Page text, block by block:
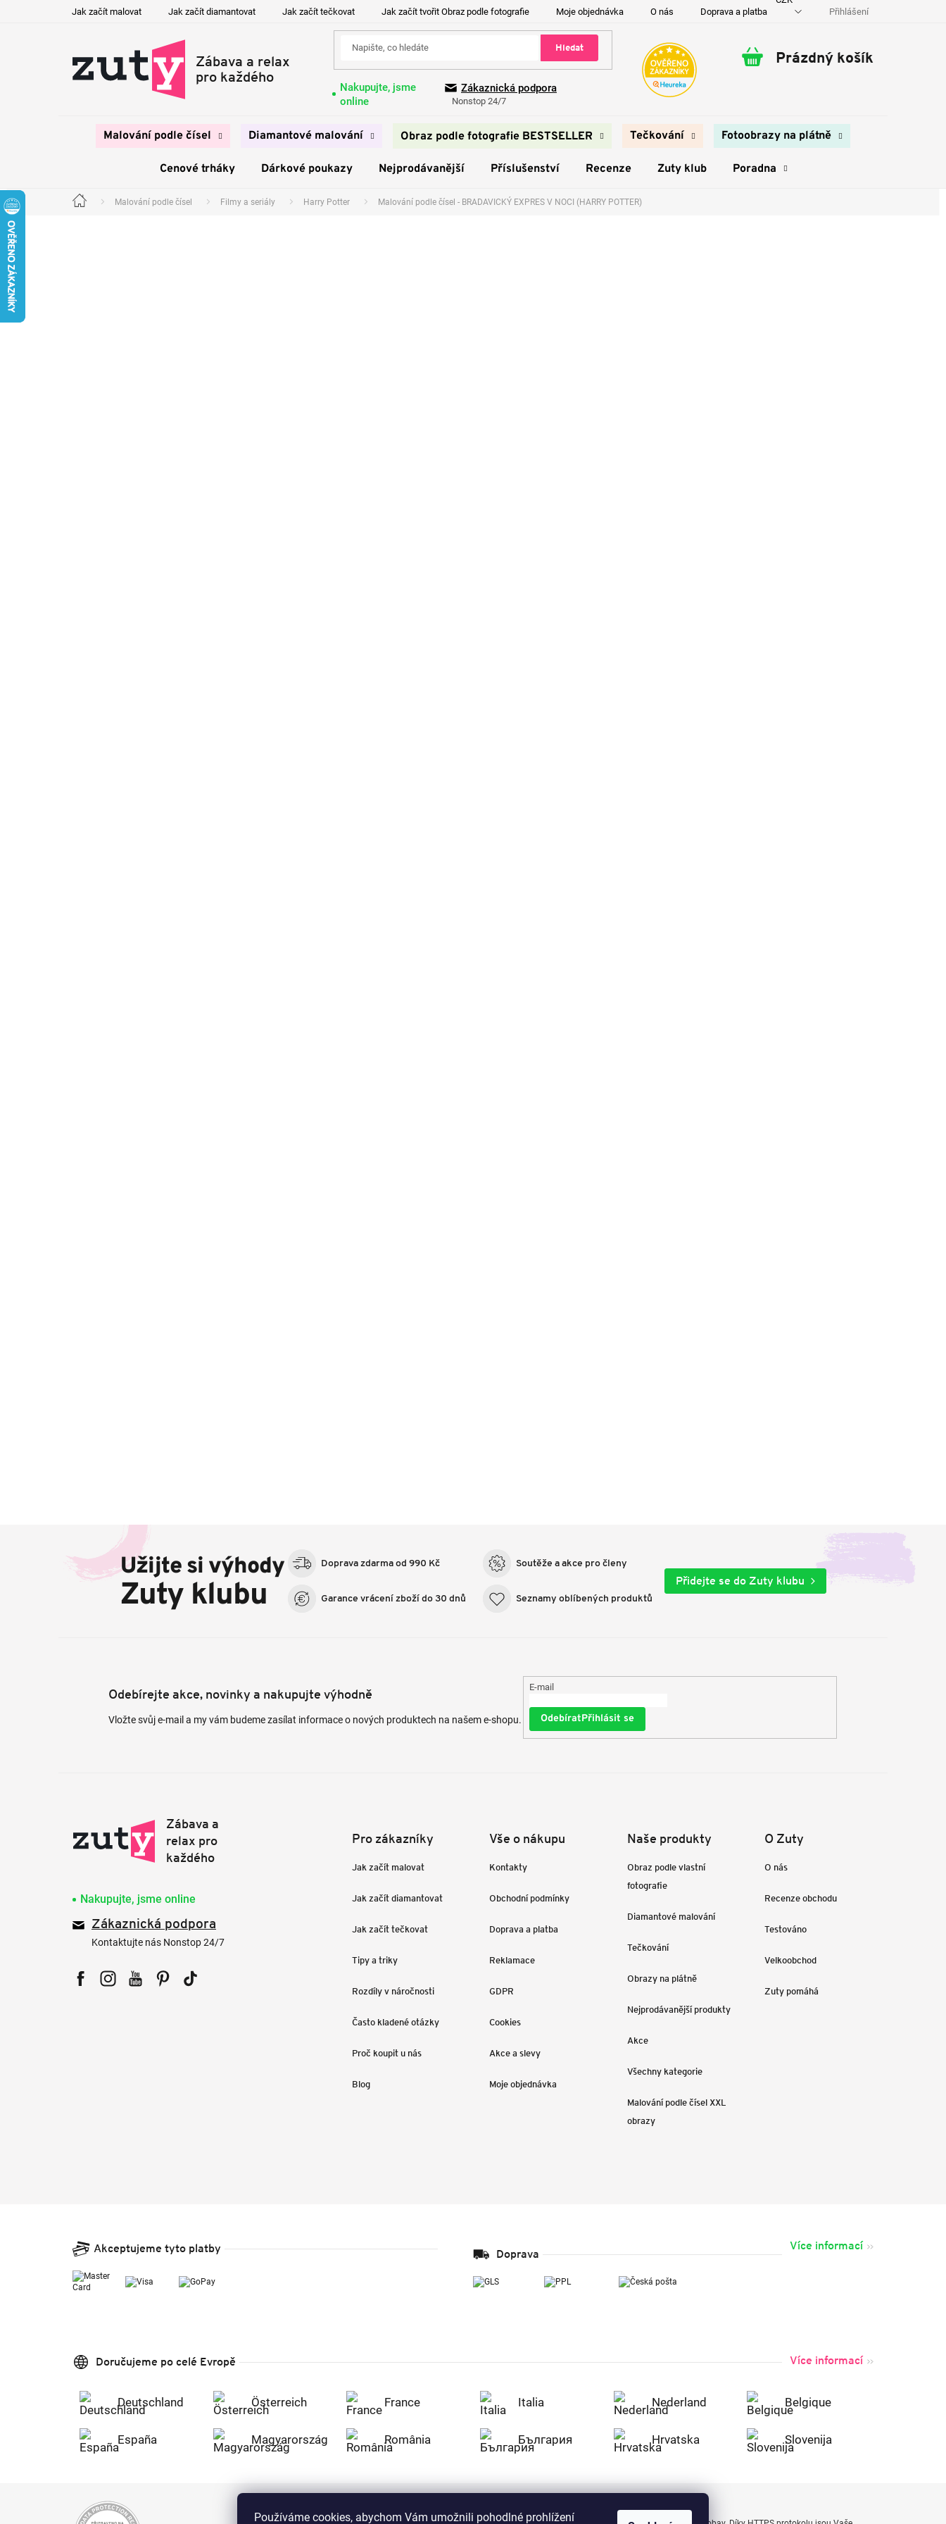
Používáme cookies, abychom Vám umožnili pohodlné prohlížení
Jak začít malovat Jak začít diamantovat Jak začít tečkovat Jak začít tvořit Obraz podle fotografie Moje objednávka O nás Doprava a platba Kontakty Přihlášení
Hledat
Nakupujte, jsme
online
Zákaznická podpora
Nonstop 24/7
Nákupní
Prázdný košík
Malování podle čísel Diamantové malování Obraz podle fotografie BESTSELLER Tečkování Fotoobrazy na plátně
Cenové trháky Dárkové poukazy Nejprodávanější Příslušenství Recenze Zuty klub Poradna
Domů Malování podle čísel Filmy a seriály Harry Potter Malování podle čísel - BRADAVICKÝ EXPRES V NOCI (HARRY POTTER)
Užijte si výhody
Zuty klubu
Doprava zdarma od 990 Kč
Garance vrácení zboží do 30 dnů
Soutěže a akce pro členy
Seznamy oblíbených produktů
Přidejte se do Zuty klubu
Odebírejte akce, novinky a nakupujte výhodně
Vložte svůj e-mail a my vám budeme zasílat informace o nových produktech na našem e-shopu.
E-mail
Přihlásit se
Nakupujte, jsme online
Zákaznická podpora
Kontaktujte nás Nonstop 24/7
Pro zákazníky
Jak začít malovat
Jak začít diamantovat
Jak začít tečkovat
Tipy a triky
Rozdíly v náročnosti
Často kladené otázky
Proč koupit u nás
Blog
Vše o nákupu
Kontakty
Obchodní podmínky
Doprava a platba
Reklamace
GDPR
Cookies
Akce a slevy
Moje objednávka
Naše produkty
Obraz podle vlastní
fotografie
Diamantové malování
Tečkování
Obrazy na plátně
Nejprodávanější produkty
Akce
Všechny kategorie
Malování podle čísel XXL
obrazy
O Zuty
O nás
Recenze obchodu
Testováno
Velkoobchod
Zuty pomáhá
Akceptujeme tyto platby Doprava
Více informací
Doručujeme po celé Evropě Více informací
Deutschland Österreich France Italia Nederland Belgique
España Magyarország România България Hrvatska Slovenija